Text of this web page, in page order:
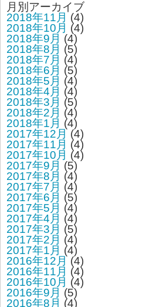
月別アーカイブ
2018年11月 (4)
2018年10月 (4)
2018年9月 (4)
2018年8月 (5)
2018年7月 (4)
2018年6月 (5)
2018年5月 (4)
2018年4月 (4)
2018年3月 (5)
2018年2月 (4)
2018年1月 (4)
2017年12月 (4)
2017年11月 (4)
2017年10月 (4)
2017年9月 (5)
2017年8月 (4)
2017年7月 (4)
2017年6月 (5)
2017年5月 (4)
2017年4月 (4)
2017年3月 (5)
2017年2月 (4)
2017年1月 (4)
2016年12月 (4)
2016年11月 (4)
2016年10月 (4)
2016年9月 (5)
2016年8月 (4)